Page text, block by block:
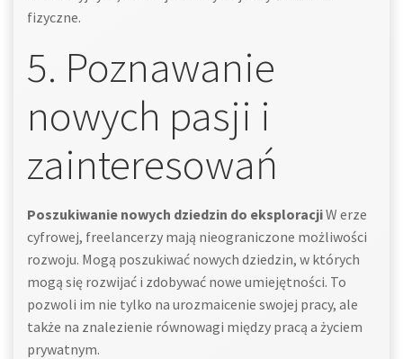
fizyczne.
5. Poznawanie
nowych pasji i
zainteresowań
Poszukiwanie nowych dziedzin do eksploracjiW erze
cyfrowej, freelancerzy mają nieograniczone możliwości
rozwoju. Mogą poszukiwać nowych dziedzin, w których
mogą się rozwijać i zdobywać nowe umiejętności. To
pozwoli im nie tylko na urozmaicenie swojej pracy, ale
także na znalezienie równowagi między pracą a życiem
prywatnym.